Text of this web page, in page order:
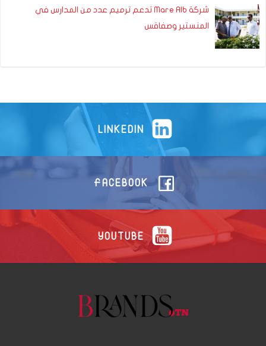
شركة Mare Alb تدعم ترميم عدد من المدارس في
المنستير وصفاقس
LINKEDIN
FACEBOOK
YOUTUBE